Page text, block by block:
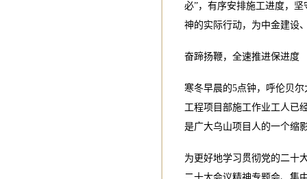
必”，有序安排施工进度，
神的实际行动，为中金建设
奋蹄扬鞭，全速推进保进
寒冬早晨的5点钟，呼伦贝
工程项目部施工作业工人已
是广大乌山项目人的一个缩
为更好地学习贯彻党的二十